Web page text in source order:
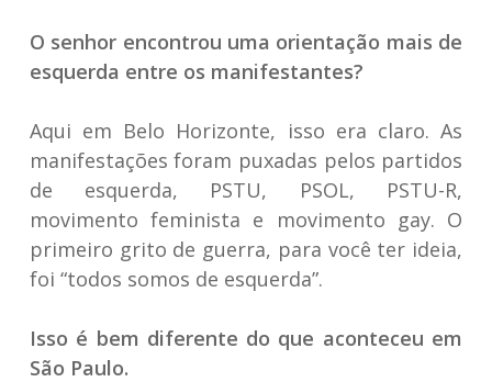
O senhor encontrou uma orientação mais de
esquerda entre os manifestantes?
Aqui em Belo Horizonte, isso era claro. As
manifestações foram puxadas pelos partidos
de esquerda, PSTU, PSOL, PSTU-R,
movimento feminista e movimento gay. O
primeiro grito de guerra, para você ter ideia,
foi “todos somos de esquerda”.
Isso é bem diferente do que aconteceu em
São Paulo.